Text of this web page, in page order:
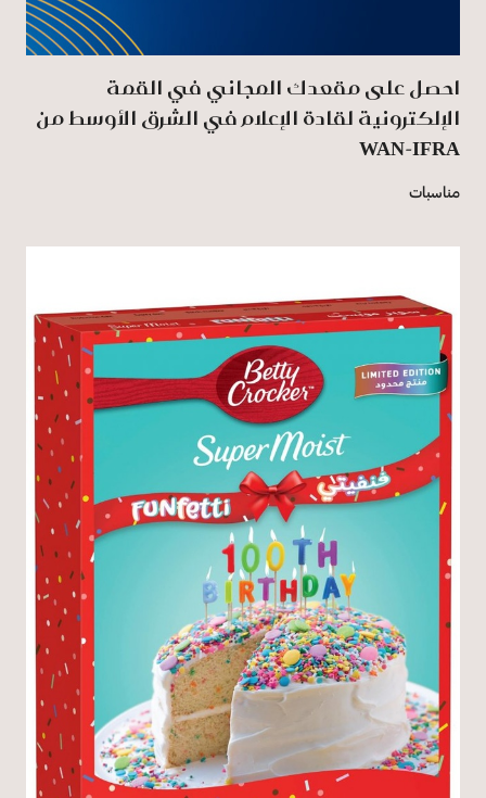
احصل على مقعدك المجاني في القمة
الإلكترونية لقادة الإعلام في الشرق الأوسط من
WAN-IFRA
مناسبات